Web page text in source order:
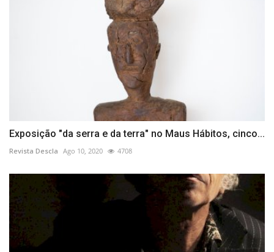
Exposição "da serra e da terra" no Maus Hábitos, cinco...
Revista Descla Ago 10, 2020 4708